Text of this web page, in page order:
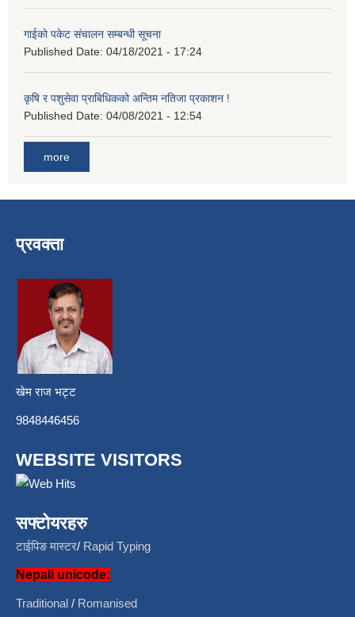
गाईको पकेट संचालन सम्बन्धी सूचना
Published Date: 04/18/2021 - 17:24
कृषि र पशुसेवा प्राबिधिकको अन्तिम नतिजा प्रकाशन !
Published Date: 04/08/2021 - 12:54
more
प्रवक्ता
खेम राज भट्ट
9848446456
WEBSITE VISITORS
सफ्टोयरहरु
टाईपिङ मास्टर/ Rapid Typing
Nepali unicode:
Traditional / Romanised